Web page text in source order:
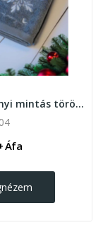
Karácsonyi mintás törölköző 45x70cm ,Hópihe
Áfa